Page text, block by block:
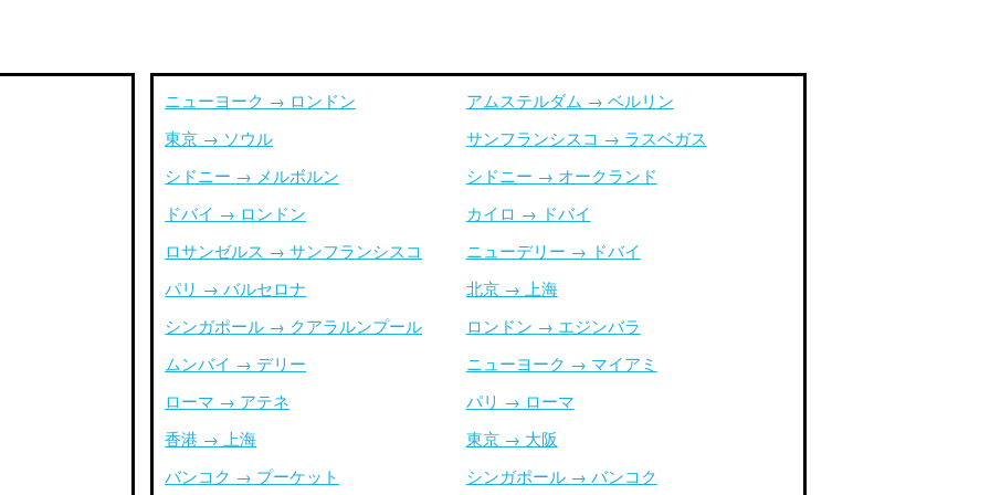
ニューヨーク → ロンドン
東京 → ソウル
シドニー → メルボルン
ドバイ → ロンドン
ロサンゼルス → サンフランシスコ
パリ → バルセロナ
シンガポール → クアラルンプール
ムンバイ → デリー
ローマ → アテネ
香港 → 上海
バンコク → プーケット
アムステルダム → ベルリン
サンフランシスコ → ラスベガス
シドニー → オークランド
カイロ → ドバイ
ニューデリー → ドバイ
北京 → 上海
ロンドン → エジンバラ
ニューヨーク → マイアミ
パリ → ローマ
東京 → 大阪
シンガポール → バンコク